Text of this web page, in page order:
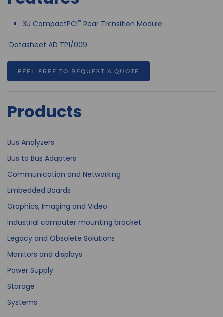
3U CompactPCI® Rear Transition Module
Datasheet AD TP1/009
FEEL FREE TO REQUEST A QUOTE
Products
Bus Analyzers
Bus to Bus Adapters
Communication and Networking
Embedded Boards
Graphics, Imaging and Video
Industrial computer mounting bracket
Legacy and Obsolete Solutions
Monitors and displays
Power Supply
Storage
Systems